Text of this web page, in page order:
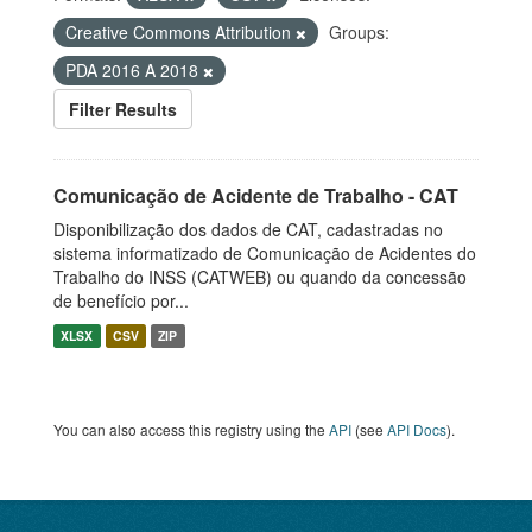
Creative Commons Attribution
Groups:
PDA 2016 A 2018
Filter Results
Comunicação de Acidente de Trabalho - CAT
Disponibilização dos dados de CAT, cadastradas no
sistema informatizado de Comunicação de Acidentes do
Trabalho do INSS (CATWEB) ou quando da concessão
de benefício por...
XLSX CSV ZIP
You can also access this registry using the API (see API Docs).